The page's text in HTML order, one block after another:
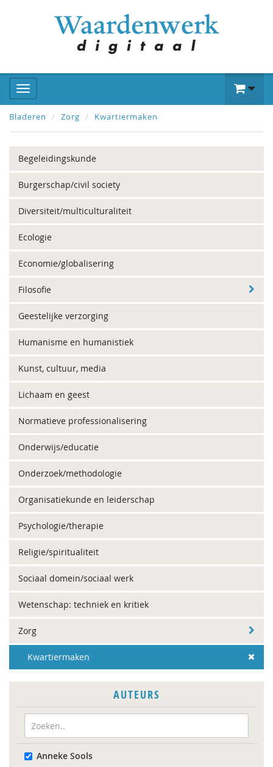
Bladeren Zorg Kwartiermaken
Begeleidingskunde
Burgerschap/civil society
Diversiteit/multiculturaliteit
Ecologie
Economie/globalisering
Filosofie
Geestelijke verzorging
Humanisme en humanistiek
Kunst, cultuur, media
Lichaam en geest
Normatieve professionalisering
Onderwijs/educatie
Onderzoek/methodologie
Organisatiekunde en leiderschap
Psychologie/therapie
Religie/spiritualiteit
Sociaal domein/sociaal werk
Wetenschap: techniek en kritiek
Zorg
Kwartiermaken
AUTEURS
Anneke Sools